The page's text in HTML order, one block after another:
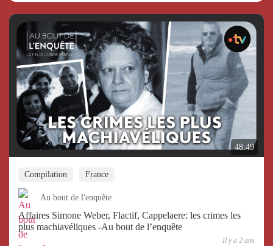
48:49
Compilation France
Au bout de l'enquête
Affaires Simone Weber, Flactif, Cappelaere: les crimes les
plus machiavéliques -Au bout de l’enquête
Il y a 2 ans